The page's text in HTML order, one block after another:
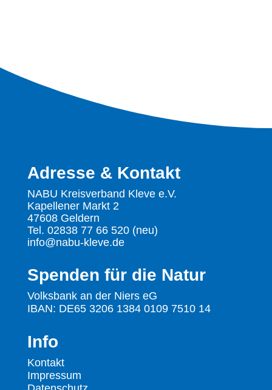
Adresse & Kontakt
NABU Kreisverband Kleve e.V.
Kapellener Markt 2
47608 Geldern
Tel. 02838 77 66 520 (neu)
info@nabu-kleve.de
Spenden für die Natur
Volksbank an der Niers eG
IBAN: DE65 3206 1384 0109 7510 14
Info
Kontakt
Impressum